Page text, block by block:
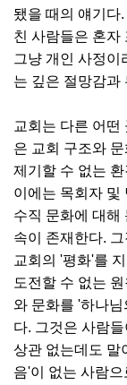
됐을 때의 얘기다
친 사람들은 혼자
그냥 개인 사정이
는 깊은 절망감과
교회는 다른 어떤
은 교회 구조와
제기할 수 없는
이에는 목회자 및
수직 문화에 대해
속이 존재한다.
교회의 '평화'를
도전할 수 없는
와 문화를 '하나
다. 그것은 사람
상관 없는데도 말
음'이 없는 사람